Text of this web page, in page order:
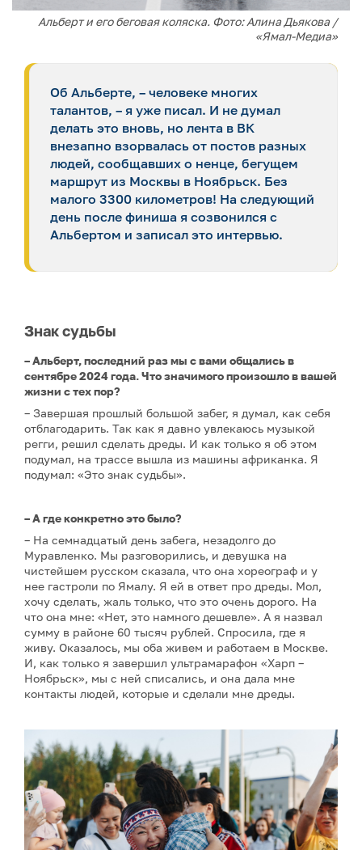
Альберт и его беговая коляска. Фото: Алина Дьякова /
«Ямал-Медиа»
Об Альберте, – человеке многих
талантов, – я уже писал. И не думал
делать это вновь, но лента в ВК
внезапно взорвалась от постов разных
людей, сообщавших о ненце, бегущем
маршрут из Москвы в Ноябрьск. Без
малого 3300 километров! На следующий
день после финиша я созвонился с
Альбертом и записал это интервью.
Знак судьбы
– Альберт, последний раз мы с вами общались в
сентябре 2024 года. Что значимого произошло в вашей
жизни с тех пор?
– Завершая прошлый большой забег, я думал, как себя
отблагодарить. Так как я давно увлекаюсь музыкой
регги, решил сделать дреды. И как только я об этом
подумал, на трассе вышла из машины африканка. Я
подумал: «Это знак судьбы».
– А где конкретно это было?
– На семнадцатый день забега, незадолго до
Муравленко. Мы разговорились, и девушка на
чистейшем русском сказала, что она хореограф и у
нее гастроли по Ямалу. Я ей в ответ про дреды. Мол,
хочу сделать, жаль только, что это очень дорого. На
что она мне: «Нет, это намного дешевле». А я назвал
сумму в районе 60 тысяч рублей. Спросила, где я
живу. Оказалось, мы оба живем и работаем в Москве.
И, как только я завершил ультрамарафон «Харп –
Ноябрьск», мы с ней списались, и она дала мне
контакты людей, которые и сделали мне дреды.